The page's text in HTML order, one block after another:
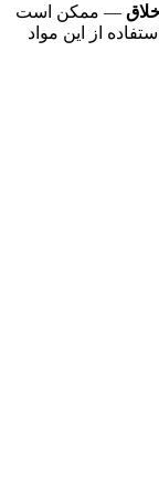
— ممکن است
از این مواد